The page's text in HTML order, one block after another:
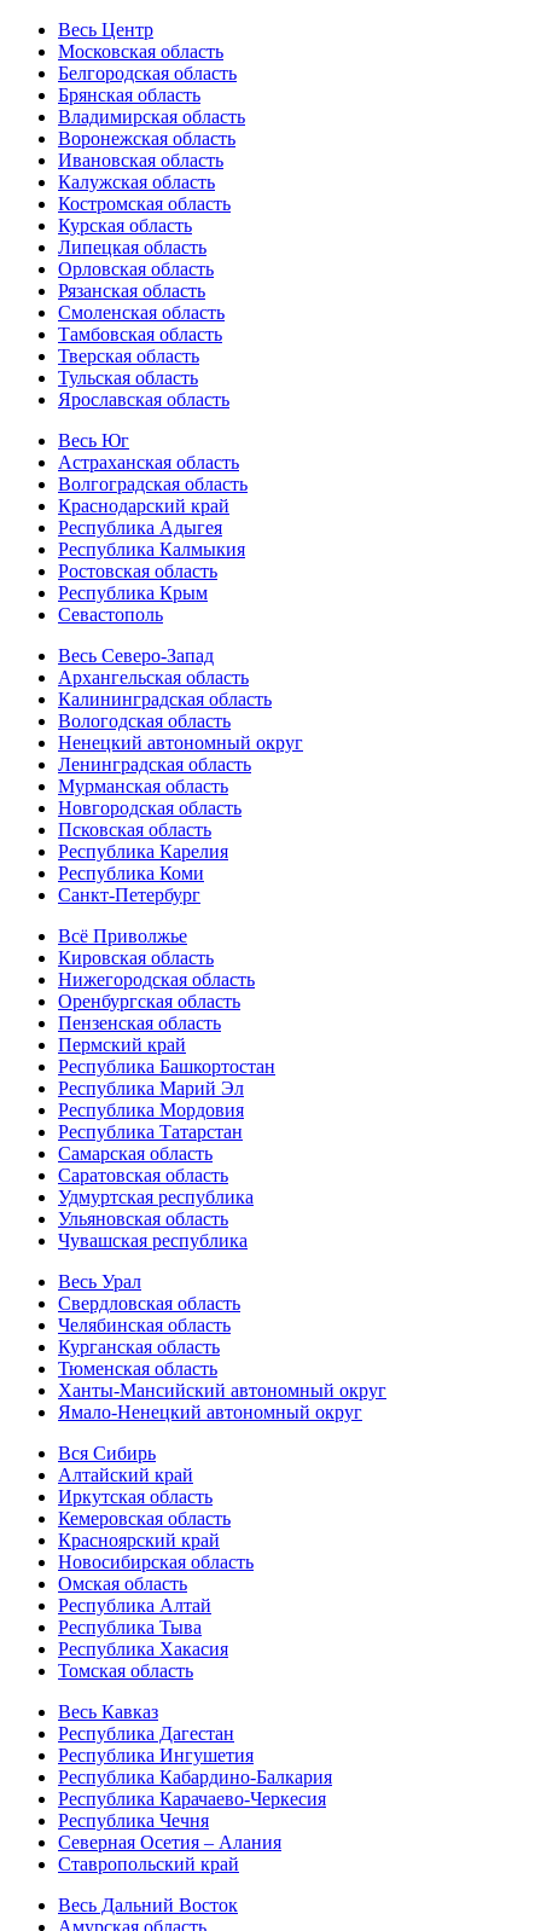
Весь Центр
Московская область
Белгородская область
Брянская область
Владимирская область
Воронежская область
Ивановская область
Калужская область
Костромская область
Курская область
Липецкая область
Орловская область
Рязанская область
Смоленская область
Тамбовская область
Тверская область
Тульская область
Ярославская область
Весь Юг
Астраханская область
Волгоградская область
Краснодарский край
Республика Адыгея
Республика Калмыкия
Ростовская область
Республика Крым
Севастополь
Весь Северо-Запад
Архангельская область
Калининградская область
Вологодская область
Ненецкий автономный округ
Ленинградская область
Мурманская область
Новгородская область
Псковская область
Республика Карелия
Республика Коми
Санкт-Петербург
Всё Приволжье
Кировская область
Нижегородская область
Оренбургская область
Пензенская область
Пермский край
Республика Башкортостан
Республика Марий Эл
Республика Мордовия
Республика Татарстан
Самарская область
Саратовская область
Удмуртская республика
Ульяновская область
Чувашская республика
Весь Урал
Свердловская область
Челябинская область
Курганская область
Тюменская область
Ханты-Мансийский автономный округ
Ямало-Ненецкий автономный округ
Вся Сибирь
Алтайский край
Иркутская область
Кемеровская область
Красноярский край
Новосибирская область
Омская область
Республика Алтай
Республика Тыва
Республика Хакасия
Томская область
Весь Кавказ
Республика Дагестан
Республика Ингушетия
Республика Кабардино-Балкария
Республика Карачаево-Черкесия
Республика Чечня
Северная Осетия – Алания
Ставропольский край
Весь Дальний Восток
Амурская область